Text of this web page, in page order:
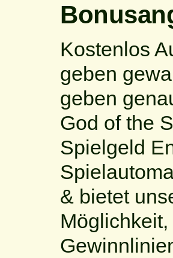
Kostenlos
geben
geben
God of the
Spielgeld
& bietet